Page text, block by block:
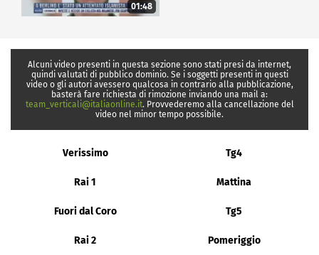
01:48
Alcuni video presenti in questa sezione sono stati presi da internet,
quindi valutati di pubblico dominio. Se i soggetti presenti in questi
video o gli autori avessero qualcosa in contrario alla pubblicazione,
basterà fare richiesta di rimozione inviando una mail a:
team_verticali@italiaonline.it. Provvederemo alla cancellazione del
video nel minor tempo possibile.
Verissimo Tg4
Rai 1 Mattina
Fuori dal Coro Tg5
Rai 2 Pomeriggio